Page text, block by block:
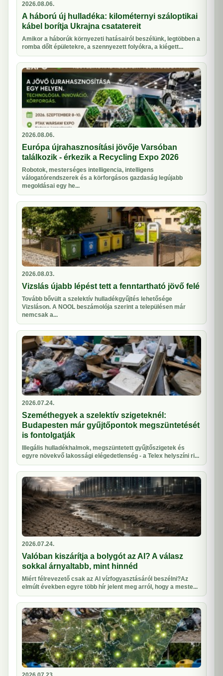
2026.08.06.
A háború új hulladéka: kilométernyi száloptikai
kábel borítja Ukrajna csatatereit
Amikor a háborúk környezeti hatásairól beszélünk, legtöbben a
romba dőlt épületekre, a szennyezett folyókra, a kiégett...
2026.08.06.
Európa újrahasznosítási jövője Varsóban
találkozik - érkezik a Recycling Expo 2026
Robotok, mesterséges intelligencia, intelligens
válogatórendszerek és a körforgásos gazdaság legújabb
megoldásai egy he...
2026.08.03.
Vizslás újabb lépést tett a fenntartható jövő felé
Tovább bővült a szelektív hulladékgyűjtés lehetősége
Vizsláson. A NOOL beszámolója szerint a településen már
nemcsak a...
2026.07.24.
Szeméthegyek a szelektív szigeteknél:
Budapesten már gyűjtőpontok megszüntetését
is fontolgatják
Illegális hulladékhalmok, megszüntetett gyűjtőszigetek és
egyre növekvő lakossági elégedetlenség - a Telex helyszíni ri...
2026.07.24.
Valóban kiszárítja a bolygót az AI? A válasz
sokkal árnyaltabb, mint hinnéd
Miért félrevezető csak az AI vízfogyasztásáról beszélni?Az
elmúlt években egyre több hír jelent meg arról, hogy a meste...